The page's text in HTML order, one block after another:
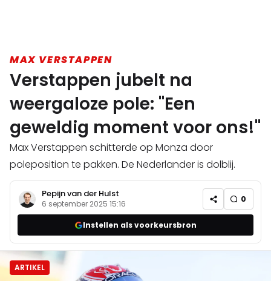
MAX VERSTAPPEN
Verstappen jubelt na
weergaloze pole: "Een
geweldig moment voor ons!"
Max Verstappen schitterde op Monza door
poleposition te pakken. De Nederlander is dolblij.
Pepijn van der Hulst
6 september 2025 15:16 0
Instellen als voorkeursbron
ARTIKEL